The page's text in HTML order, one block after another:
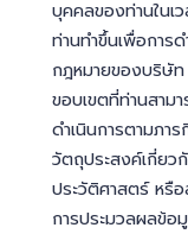
บุคคลของท่านในเ
ท่านทำขึ้นเพื่อการ
กฎหมายของบริษั
ขอบเขตที่ท่านสาม
ดำเนินการตามภา
วัตถุประสงค์เกี่ยว
ประวัติศาสตร์ หรื
การประมวลผลข้